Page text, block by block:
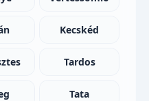
Kecskéd
Tardos
Tata